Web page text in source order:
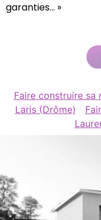
garanties… »
Faire construire
Laris (Drôme)